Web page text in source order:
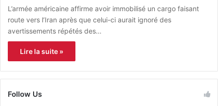
L’armée américaine affirme avoir immobilisé un cargo faisant
route vers l’Iran après que celui-ci aurait ignoré des
avertissements répétés des…
Lire la suite »
Follow Us